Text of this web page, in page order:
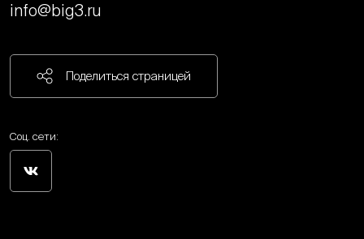
info@big3.ru
Поделиться страницей
Соц. сети: